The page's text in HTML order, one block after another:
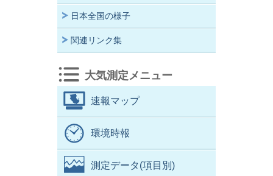
日本全国の様子
関連リンク集
大気測定メニュー
速報マップ
環境時報
測定データ(項目別)